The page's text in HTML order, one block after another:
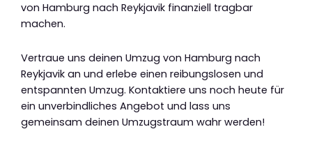
von Hamburg nach Reykjavik finanziell tragbar
machen.
Vertraue uns deinen Umzug von Hamburg nach
Reykjavik an und erlebe einen reibungslosen und
entspannten Umzug. Kontaktiere uns noch heute für
ein unverbindliches Angebot und lass uns
gemeinsam deinen Umzugstraum wahr werden!